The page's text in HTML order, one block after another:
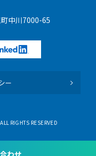
中川7000-65
ー
RIGHTS RESERVED
わせ